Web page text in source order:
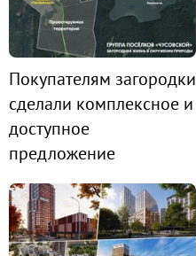
Покупателям загородки
сделали комплексное и
доступное
предложение